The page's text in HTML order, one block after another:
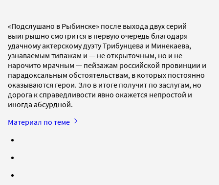
«Подслушано в Рыбинске» после выхода двух серий
выигрышно смотрится в первую очередь благодаря
удачному актерскому дуэту Трибунцева и Минекаева,
узнаваемым типажам и — не открыточным, но и не
нарочито мрачным — пейзажам российской провинции и
парадоксальным обстоятельствам, в которых постоянно
оказываются герои. Зло в итоге получит по заслугам, но
дорога к справедливости явно окажется непростой и
иногда абсурдной.
Материал по теме